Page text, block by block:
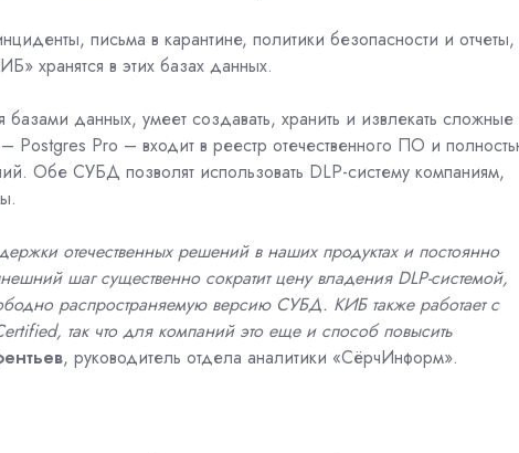
письма в карантине, политики безопасности и
хранятся в этих базах данных.
данных, умеет создавать, хранить и извлекать сложные
Postgres Pro – входит в реестр отечественного ПО и
Обе СУБД позволят использовать DLP-систему компаниям,
отечественных решений в наших продуктах и постоянно
шаг существенно сократит цену владения DLP-системой,
распространяемую версию СУБД. КИБ также работает с
так что для компаний это еще и способ повысить
, руководитель отдела аналитики «СёрчИнформ».